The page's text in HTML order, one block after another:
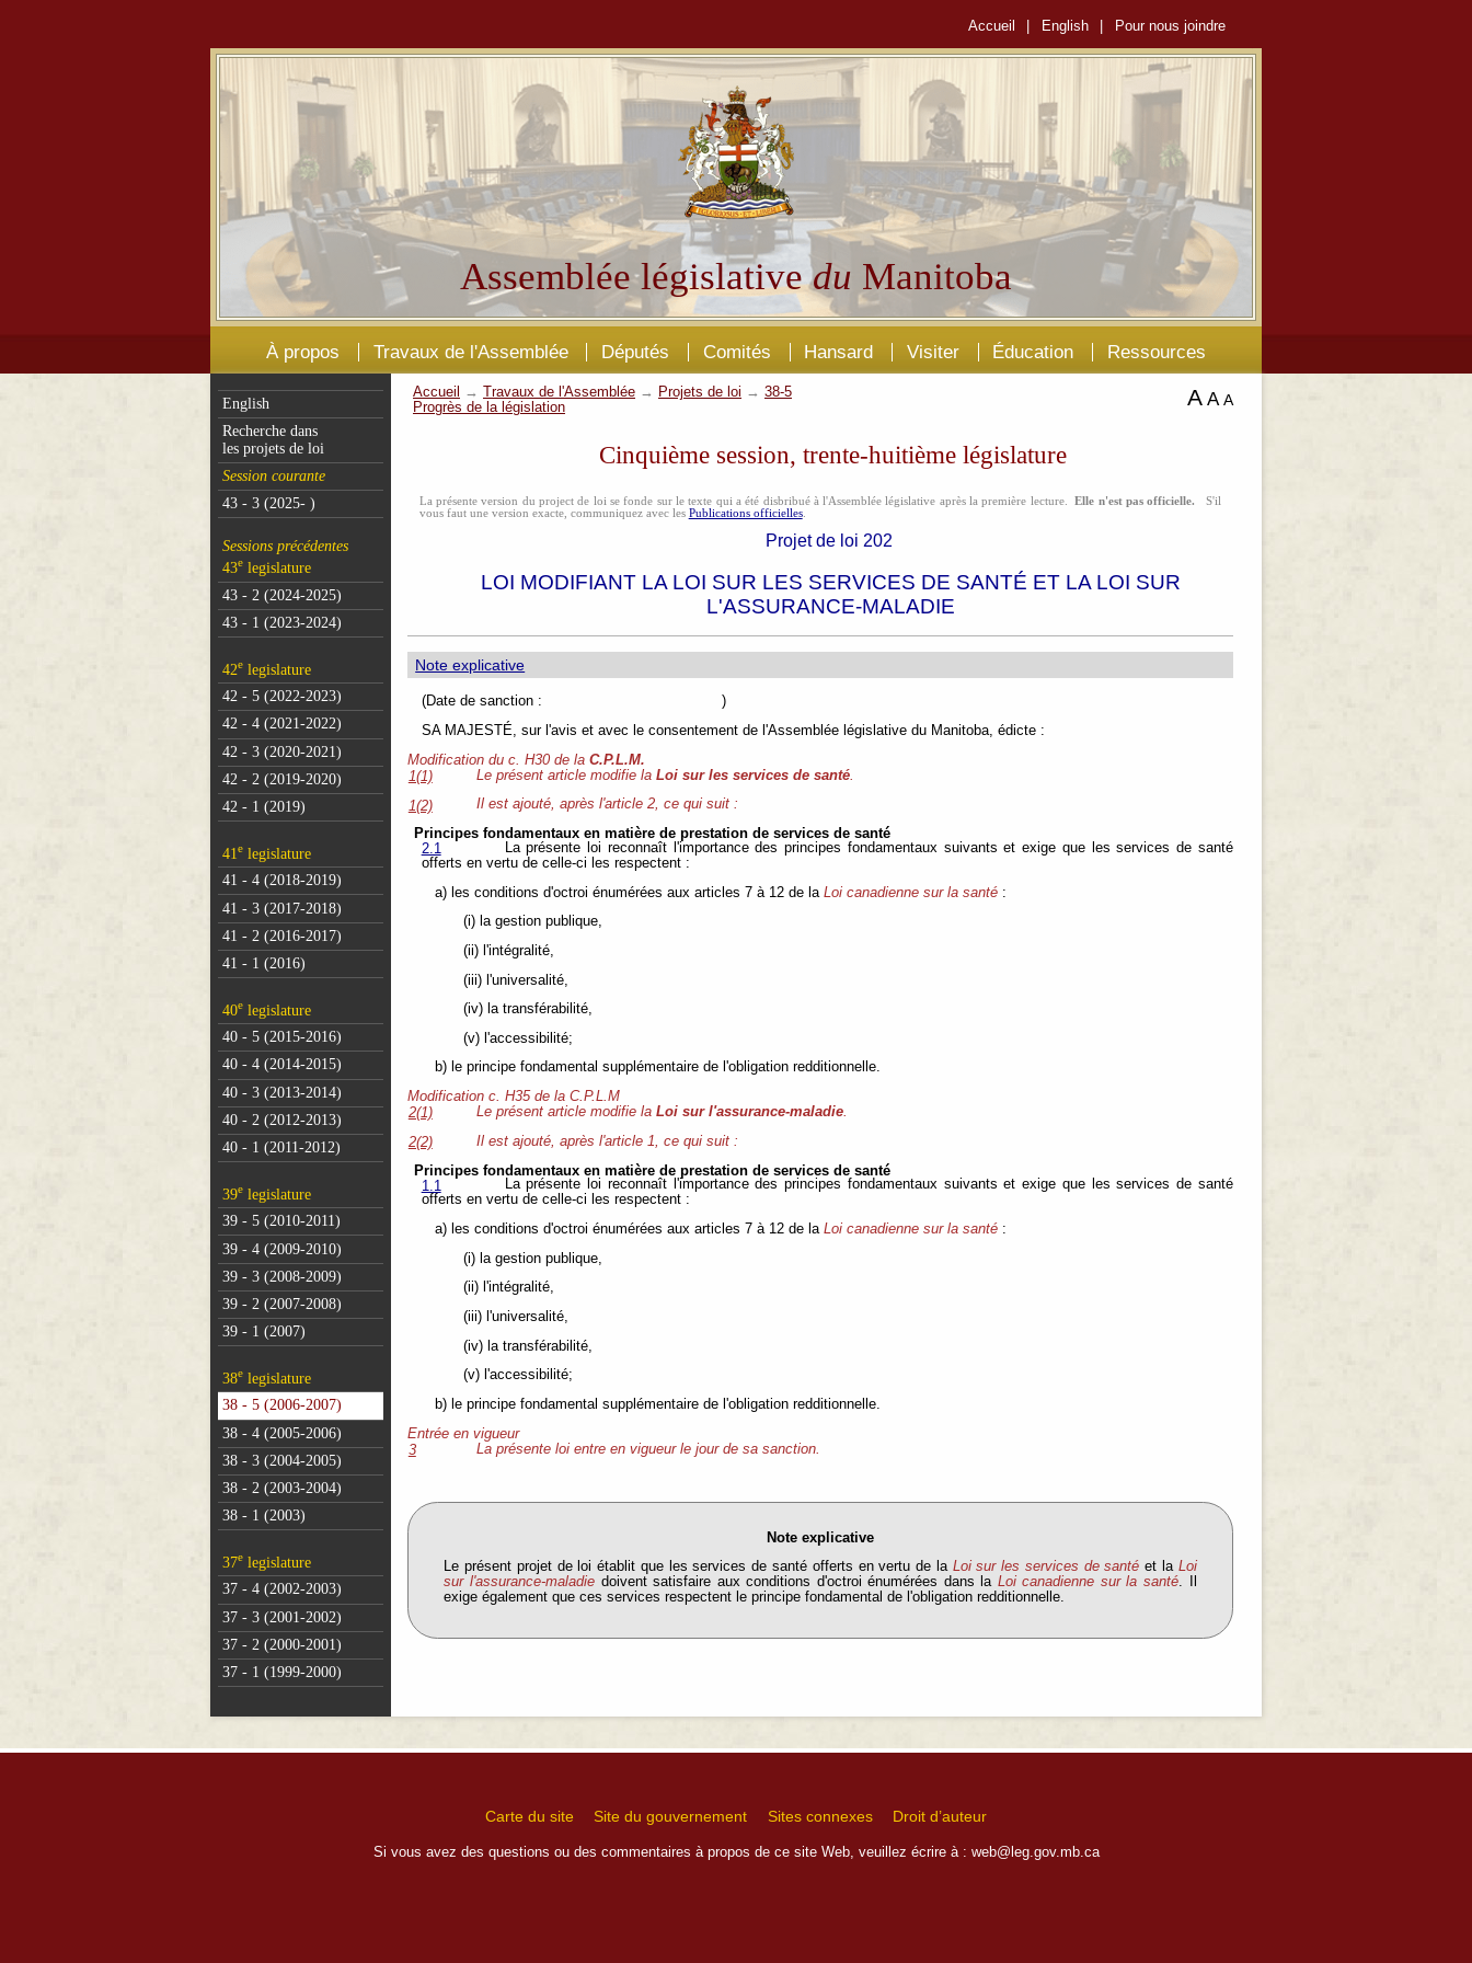
Accueil English Pour nous joindre
Assemblée législativedu Manitoba
À propos Travaux de l'Assemblée Députés Comités Hansard Visiter Éducation Ressources
English
Recherche dans
les projets de loi
Session courante
43 - 3 (2025- )
Sessions précédentes
43elegislature
43 - 2 (2024-2025)
43 - 1 (2023-2024)
42elegislature
42 - 5 (2022-2023)
42 - 4 (2021-2022)
42 - 3 (2020-2021)
42 - 2 (2019-2020)
42 - 1 (2019)
41elegislature
41 - 4 (2018-2019)
41 - 3 (2017-2018)
41 - 2 (2016-2017)
41 - 1 (2016)
40elegislature
40 - 5 (2015-2016)
40 - 4 (2014-2015)
40 - 3 (2013-2014)
40 - 2 (2012-2013)
40 - 1 (2011-2012)
39elegislature
39 - 5 (2010-2011)
39 - 4 (2009-2010)
39 - 3 (2008-2009)
39 - 2 (2007-2008)
39 - 1 (2007)
38elegislature
38 - 5 (2006-2007)
38 - 4 (2005-2006)
38 - 3 (2004-2005)
38 - 2 (2003-2004)
38 - 1 (2003)
37elegislature
37 - 4 (2002-2003)
37 - 3 (2001-2002)
37 - 2 (2000-2001)
37 - 1 (1999-2000)
Accueil → Travaux de l'Assemblée → Projets de loi → 38-5
Progrès de la législation
A A A
Cinquième session, trente-huitième législature
La présente version du project de loi se fonde sur le texte qui a été disbribué à l'Assemblée législative après la première lecture.Elle n'est pas officielle.
S'il
vous faut une version exacte, communiquez avec les Publications officielles.
Projet de loi 202
LOI MODIFIANT LA LOI SUR LES SERVICES DE SANTÉ ET LA LOI SUR
L'ASSURANCE-MALADIE
Note explicative
(Date de sanction : )
SA MAJESTÉ, sur l'avis et avec le consentement de l'Assemblée législative du Manitoba, édicte :
Modification du c. H30 de la C.P.L.M.
1(1)
Le présent article modifie laLoi sur les services de santé
1(2)
Il est ajouté, après l'article 2, ce qui suit :
Principes fondamentaux en matière de prestation de services de santé
2.1
La présente loi reconnaît l'importance des principes fondamentaux suivants et exige que les services de santé
offerts en vertu de celle-ci les respectent :
a) les conditions d'octroi énumérées aux articles 7 à 12 de laLoi canadienne sur la santé :
(i) la gestion publique,
(ii) l'intégralité,
(iii) l'universalité,
(iv) la transférabilité,
(v) l'accessibilité;
b) le principe fondamental supplémentaire de l'obligation redditionnelle.
Modification c. H35 de la C.P.L.M
2(1)
Le présent article modifie laLoi sur l'assurance-maladie.
2(2)
Il est ajouté, après l'article 1, ce qui suit :
Principes fondamentaux en matière de prestation de services de santé
1.1
La présente loi reconnaît l'importance des principes fondamentaux suivants et exige que les services de santé
offerts en vertu de celle-ci les respectent :
a) les conditions d'octroi énumérées aux articles 7 à 12 de laLoi canadienne sur la santé :
(i) la gestion publique,
(ii) l'intégralité,
(iii) l'universalité,
(iv) la transférabilité,
(v) l'accessibilité;
b) le principe fondamental supplémentaire de l'obligation redditionnelle.
Entrée en vigueur
3
La présente loi entre en vigueur le jour de sa sanction.
Note explicative
Le présent projet de loi établit que les services de santé offerts en vertu de la Loi sur les services de santé et la Loi
sur l'assurance-maladie doivent satisfaire aux conditions d'octroi énumérées dans la Loi canadienne sur la santé. Il
exige également que ces services respectent le principe fondamental de l'obligation redditionnelle.
Carte du site Site du gouvernement Sites connexes Droit d’auteur
Si vous avez des questions ou des commentaires à propos de ce site Web, veuillez écrire à : web@leg.gov.mb.ca